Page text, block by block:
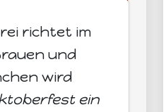
richtet im
und
wird
ein